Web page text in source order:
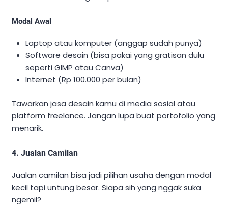
Modal Awal
Laptop atau komputer (anggap sudah punya)
Software desain (bisa pakai yang gratisan dulu
seperti GIMP atau Canva)
Internet (Rp 100.000 per bulan)
Tawarkan jasa desain kamu di media sosial atau
platform freelance. Jangan lupa buat portofolio yang
menarik.
4. Jualan Camilan
Jualan camilan bisa jadi pilihan usaha dengan modal
kecil tapi untung besar. Siapa sih yang nggak suka
ngemil?